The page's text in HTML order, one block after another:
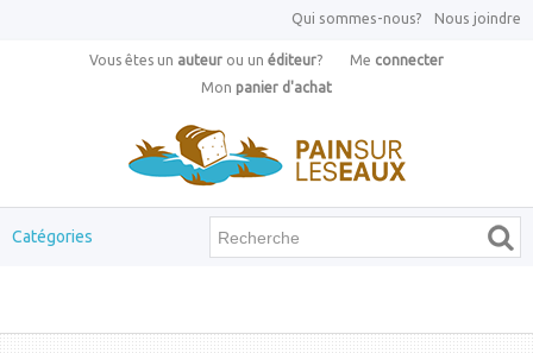
Qui sommes-nous? Nous joindre
Vous êtes un auteur ou un éditeur? Me connecter
Mon panier d'achat
Catégories